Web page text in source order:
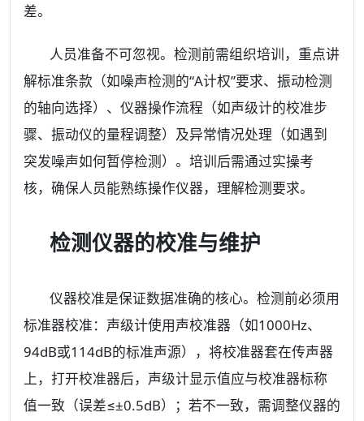
差。
人员准备不可忽视。检测前需组织培训，重点讲
解标准条款（如噪声检测的“A计权”要求、振动检测
的轴向选择）、仪器操作流程（如声级计的校准步
骤、振动仪的量程调整）及异常情况处理（如遇到
突发噪声如何暂停检测）。培训后需通过实操考
核，确保人员能熟练操作仪器，理解检测要求。
检测仪器的校准与维护
仪器校准是保证数据准确的核心。检测前必须用
标准器校准：声级计使用声校准器（如1000Hz、
94dB或114dB的标准声源），将校准器套在传声器
上，打开校准器后，声级计显示值应与校准器标称
值一致（误差≤±0.5dB）；若不一致，需调整仪器的